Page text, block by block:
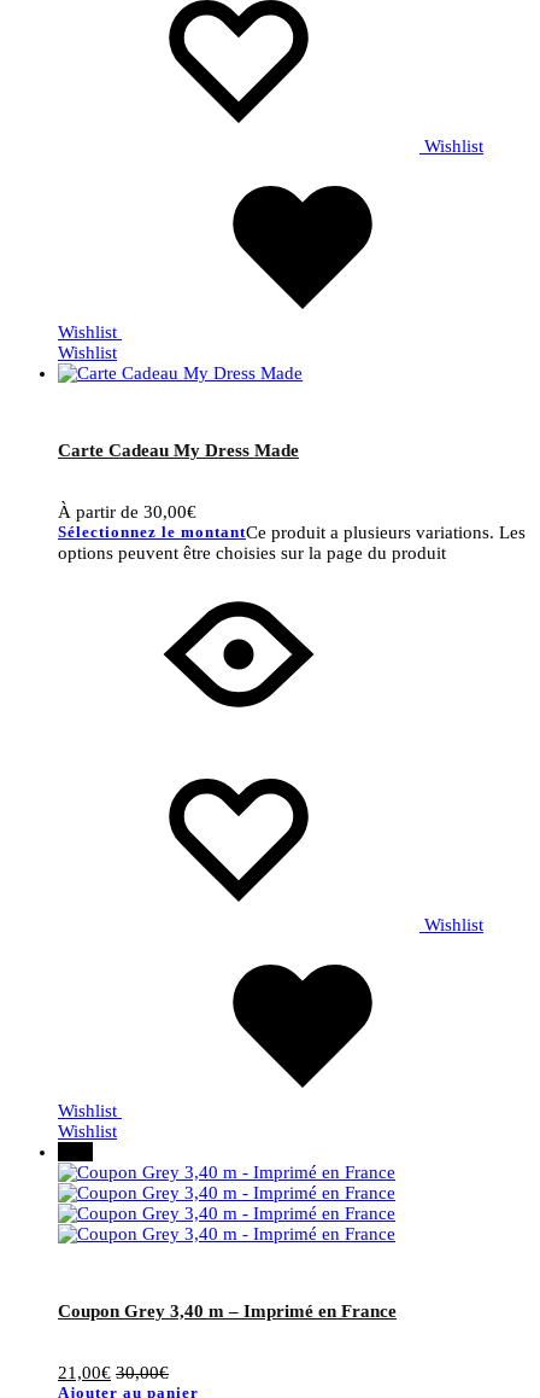
Wishlist
Wishlist
Wishlist
Carte Cadeau My Dress Made
À partir de 30,00€
Sélectionnez le montantCe produit a plusieurs variations. Les
options peuvent être choisies sur la page du produit
Wishlist
Wishlist
Wishlist
Coupon Grey 3,40 m – Imprimé en France
21,00€ 30,00€
Ajouter au panier